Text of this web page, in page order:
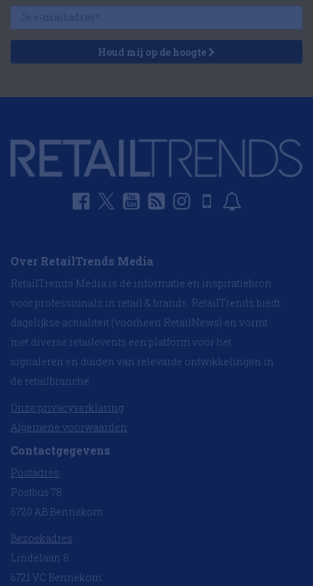
Houd mij op de hoogte
Over RetailTrends Media
RetailTrends Media is dé informatie en inspiratiebron
voor professionals in retail & brands. RetailTrends biedt
dagelijkse actualiteit (voorheen RetailNews) en vormt
met diverse retailevents een platform voor het
signaleren en duiden van relevante ontwikkelingen in
de retailbranche.
Onze privacyverklaring
Algemene voorwaarden
Contactgegevens
Postadres
Postbus 78
6720 AB Bennekom
Bezoekadres
Lindelaan 8
6721 VC Bennekom